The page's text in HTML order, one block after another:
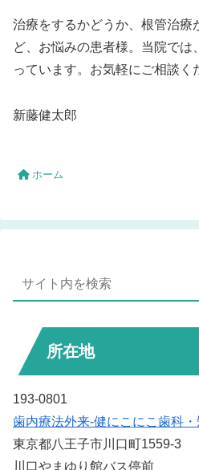
治療をするかどうか、根管治療
ど、お悩みの患者様。当院で
っています。お気軽にご相談く
新藤健太郎
ホーム
所在地
193-0801
歯内療法外来-健にこにこ歯科
東京都八王子市川口町1559-3
川口やまゆり館バス停前